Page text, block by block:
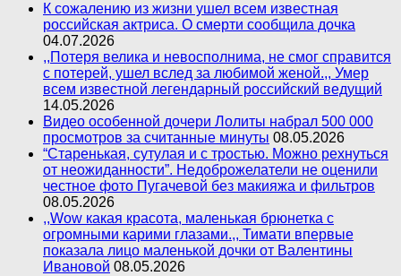
К сожалению из жизни ушел всем известная
российская актриса. О смерти сообщила дочка
04.07.2026
,,Потеря велика и невосполнима, не смог справится
с потерей, ушел вслед за любимой женой.,, Умер
всем известной легендарный российский ведущий
14.05.2026
Видео особенной дочери Лолиты набрал 500 000
просмотров за считанные минуты 08.05.2026
“Старенькая, сутулая и с тростью. Можно рехнуться
от неожиданности”. Недоброжелатели не оценили
честное фото Пугачевой без макияжа и фильтров
08.05.2026
,,Wow какая красота, маленькая брюнетка с
огромными карими глазами.,, Тимати впервые
показала лицо маленькой дочки от Валентины
Ивановой 08.05.2026